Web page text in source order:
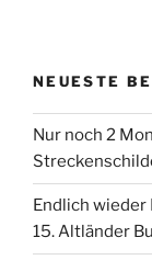
NEUESTE
Nur noch 2
Endlich
15. Altländer